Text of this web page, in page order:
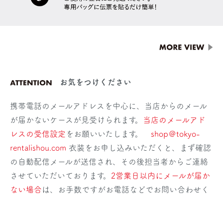
お気をつけください
携帯電話のメールアドレスを中心に、当店からのメール
が届かないケースが見受けられます。
当店のメールアド
レスの受信設定 をお願いいたします。 shop＠tokyo-
rentalishou.com 衣装をお申し込みいただくと、まず確認
の自動配信メールが送信され、その後担当者からご連絡
させていただいております。 2営業日以内にメールが届か
ない場合は、お手数ですがお電話などでお問い合わせく